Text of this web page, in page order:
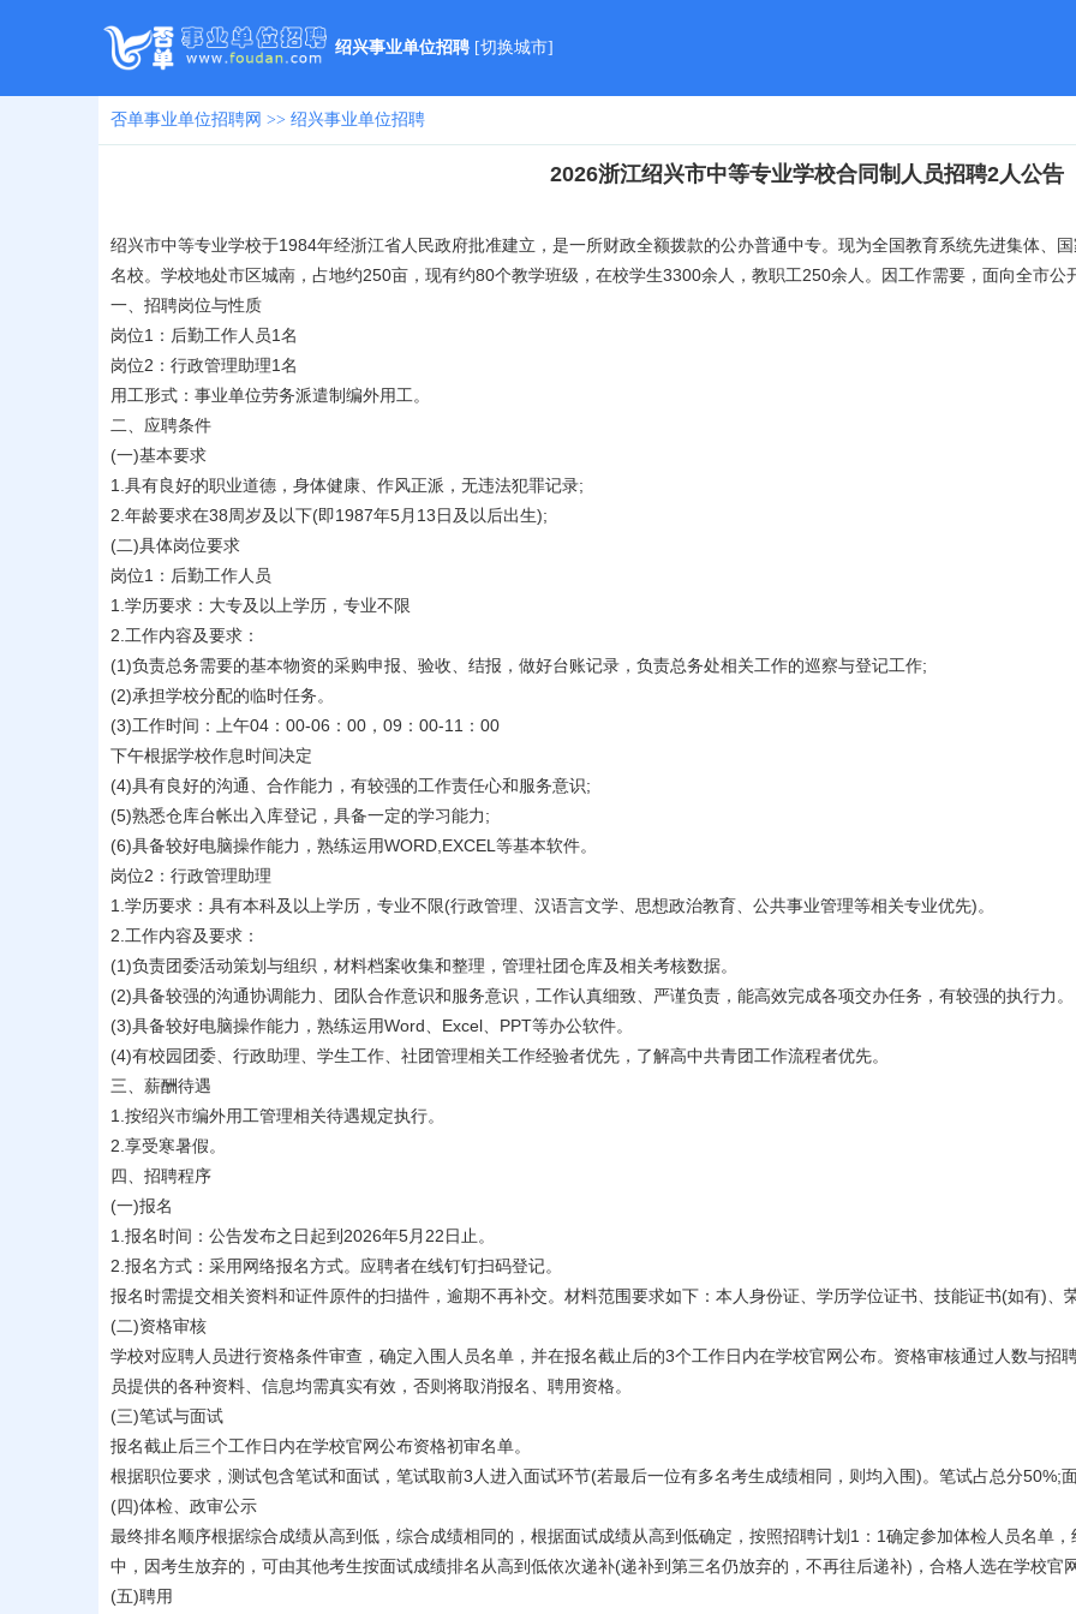
绍兴事业单位招聘 [切换城市]
否单事业单位招聘网 >> 绍兴事业单位招聘
2026浙江绍兴市中等专业学校合同制人员招聘2人公告
绍兴市中等专业学校于1984年经浙江省人民政府批准建立，是一所财政全额拨款的公办普通中专。现为全国教育系统先进集体、
名校。学校地处市区城南，占地约250亩，现有约80个教学班级，在校学生3300余人，教职工250余人。因工作需要，面向全市
一、招聘岗位与性质
岗位1：后勤工作人员1名
岗位2：行政管理助理1名
用工形式：事业单位劳务派遣制编外用工。
二、应聘条件
(一)基本要求
1.具有良好的职业道德，身体健康、作风正派，无违法犯罪记录;
2.年龄要求在38周岁及以下(即1987年5月13日及以后出生);
(二)具体岗位要求
岗位1：后勤工作人员
1.学历要求：大专及以上学历，专业不限
2.工作内容及要求：
(1)负责总务需要的基本物资的采购申报、验收、结报，做好台账记录，负责总务处相关工作的巡察与登记工作;
(2)承担学校分配的临时任务。
(3)工作时间：上午04：00-06：00，09：00-11：00
下午根据学校作息时间决定
(4)具有良好的沟通、合作能力，有较强的工作责任心和服务意识;
(5)熟悉仓库台帐出入库登记，具备一定的学习能力;
(6)具备较好电脑操作能力，熟练运用WORD,EXCEL等基本软件。
岗位2：行政管理助理
1.学历要求：具有本科及以上学历，专业不限(行政管理、汉语言文学、思想政治教育、公共事业管理等相关专业优先)。
2.工作内容及要求：
(1)负责团委活动策划与组织，材料档案收集和整理，管理社团仓库及相关考核数据。
(2)具备较强的沟通协调能力、团队合作意识和服务意识，工作认真细致、严谨负责，能高效完成各项交办任务，有较强的执行力
(3)具备较好电脑操作能力，熟练运用Word、Excel、PPT等办公软件。
(4)有校园团委、行政助理、学生工作、社团管理相关工作经验者优先，了解高中共青团工作流程者优先。
三、薪酬待遇
1.按绍兴市编外用工管理相关待遇规定执行。
2.享受寒暑假。
四、招聘程序
(一)报名
1.报名时间：公告发布之日起到2026年5月22日止。
2.报名方式：采用网络报名方式。应聘者在线钉钉扫码登记。
报名时需提交相关资料和证件原件的扫描件，逾期不再补交。材料范围要求如下：本人身份证、学历学位证书、技能证书(如有)
(二)资格审核
学校对应聘人员进行资格条件审查，确定入围人员名单，并在报名截止后的3个工作日内在学校官网公布。资格审核通过人数与
员提供的各种资料、信息均需真实有效，否则将取消报名、聘用资格。
(三)笔试与面试
报名截止后三个工作日内在学校官网公布资格初审名单。
根据职位要求，测试包含笔试和面试，笔试取前3人进入面试环节(若最后一位有多名考生成绩相同，则均入围)。笔试占总分
(四)体检、政审公示
最终排名顺序根据综合成绩从高到低，综合成绩相同的，根据面试成绩从高到低确定，按照招聘计划1：1确定参加体检人员名单
中，因考生放弃的，可由其他考生按面试成绩排名从高到低依次递补(递补到第三名仍放弃的，不再往后递补)，合格人选在学校
(五)聘用